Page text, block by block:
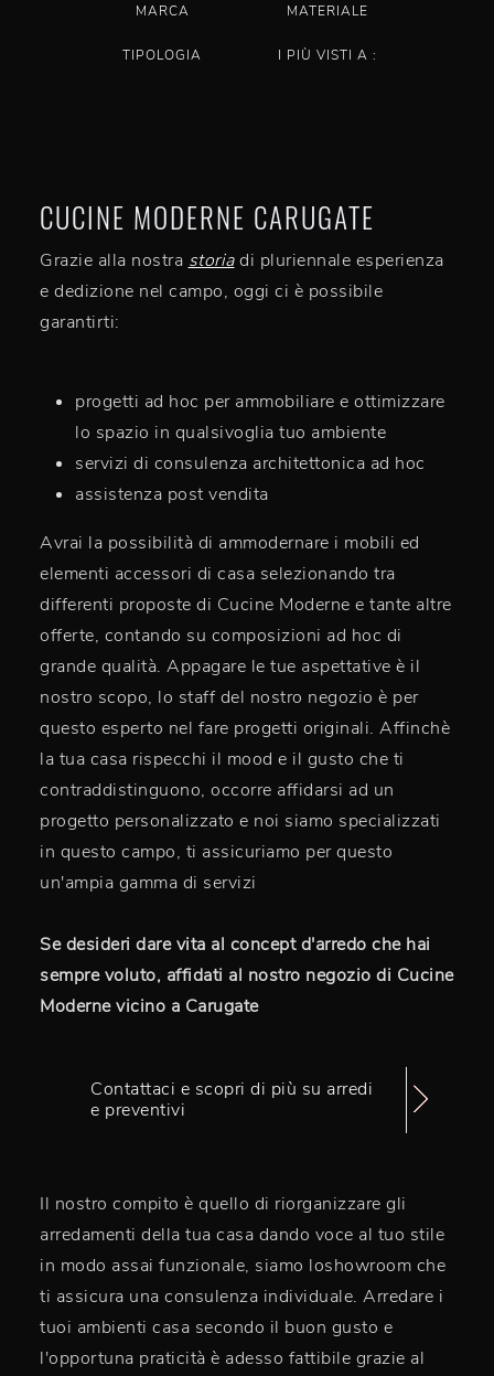
MARCA MATERIALE
TIPOLOGIA I PIÙ VISTI A :
CUCINE MODERNE CARUGATE
Grazie alla nostra storiadi pluriennale esperienza
e dedizione nel campo, oggi ci è possibile
garantirti:
progetti ad hoc per ammobiliare e ottimizzare
lo spazio in qualsivoglia tuo ambiente
servizi di consulenza architettonica ad hoc
assistenza post vendita
Avrai la possibilità di ammodernare i mobili ed
elementi accessori di casa selezionando tra
differenti proposte di Cucine Moderne e tante altre
offerte, contando su composizioni ad hoc di
grande qualità. Appagare le tue aspettative è il
nostro scopo, lo staff del nostro negozio è per
questo esperto nel fare progetti originali. Affinchè
la tua casa rispecchi il mood e il gusto che ti
contraddistinguono, occorre affidarsi ad un
progetto personalizzato e noi siamo specializzati
in questo campo, ti assicuriamo per questo
un'ampia gamma di servizi
Se desideri dare vita al concept d'arredo che hai
sempre voluto, affidati al nostro negozio di Cucine
Moderne vicino a Carugate
Contattaci e scopri di più su arredi
e preventivi
Il nostro compito è quello di riorganizzare gli
arredamenti della tua casa dando voce al tuo stile
in modo assai funzionale, siamo loshowroom che
ti assicura una consulenza individuale. Arredare i
tuoi ambienti casa secondo il buon gusto e
l'opportuna praticità è adesso fattibile grazie al